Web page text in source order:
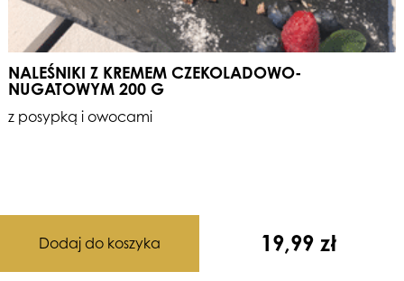
NALEŚNIKI Z KREMEM CZEKOLADOWO-
NUGATOWYM 200 G
z posypką i owocami
19,99 zł
Dodaj do koszyka